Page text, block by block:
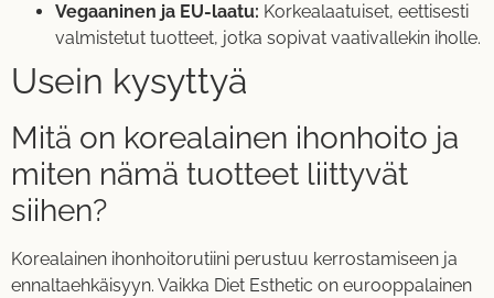
Vegaaninen ja EU-laatu: Korkealaatuiset, eettisesti
valmistetut tuotteet, jotka sopivat vaativallekin iholle.
Usein kysyttyä
Mitä on korealainen ihonhoito ja
miten nämä tuotteet liittyvät
siihen?
Korealainen ihonhoitorutiini perustuu kerrostamiseen ja
ennaltaehkäisyyn. Vaikka Diet Esthetic on eurooppalainen